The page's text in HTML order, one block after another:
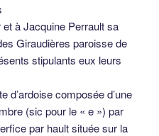
à Jacquine Perrault sa
Giraudières paroisse de
stipulants eux leurs
d’ardoise composée d’une
(sic pour le « e ») par
par hault située sur la